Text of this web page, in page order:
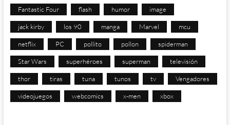
Fantastic Four flash humor image
jack kirby los 90 manga Marvel mcu
netflix PC pollito pollon spiderman
Star Wars superhéroes superman televisión
thor tiras tuna tunos tv Vengadores
videojuegos webcomics x-men xbox